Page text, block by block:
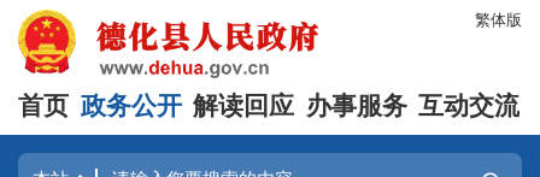
繁体版
首页 政务公开 解读回应 办事服务 互动交流